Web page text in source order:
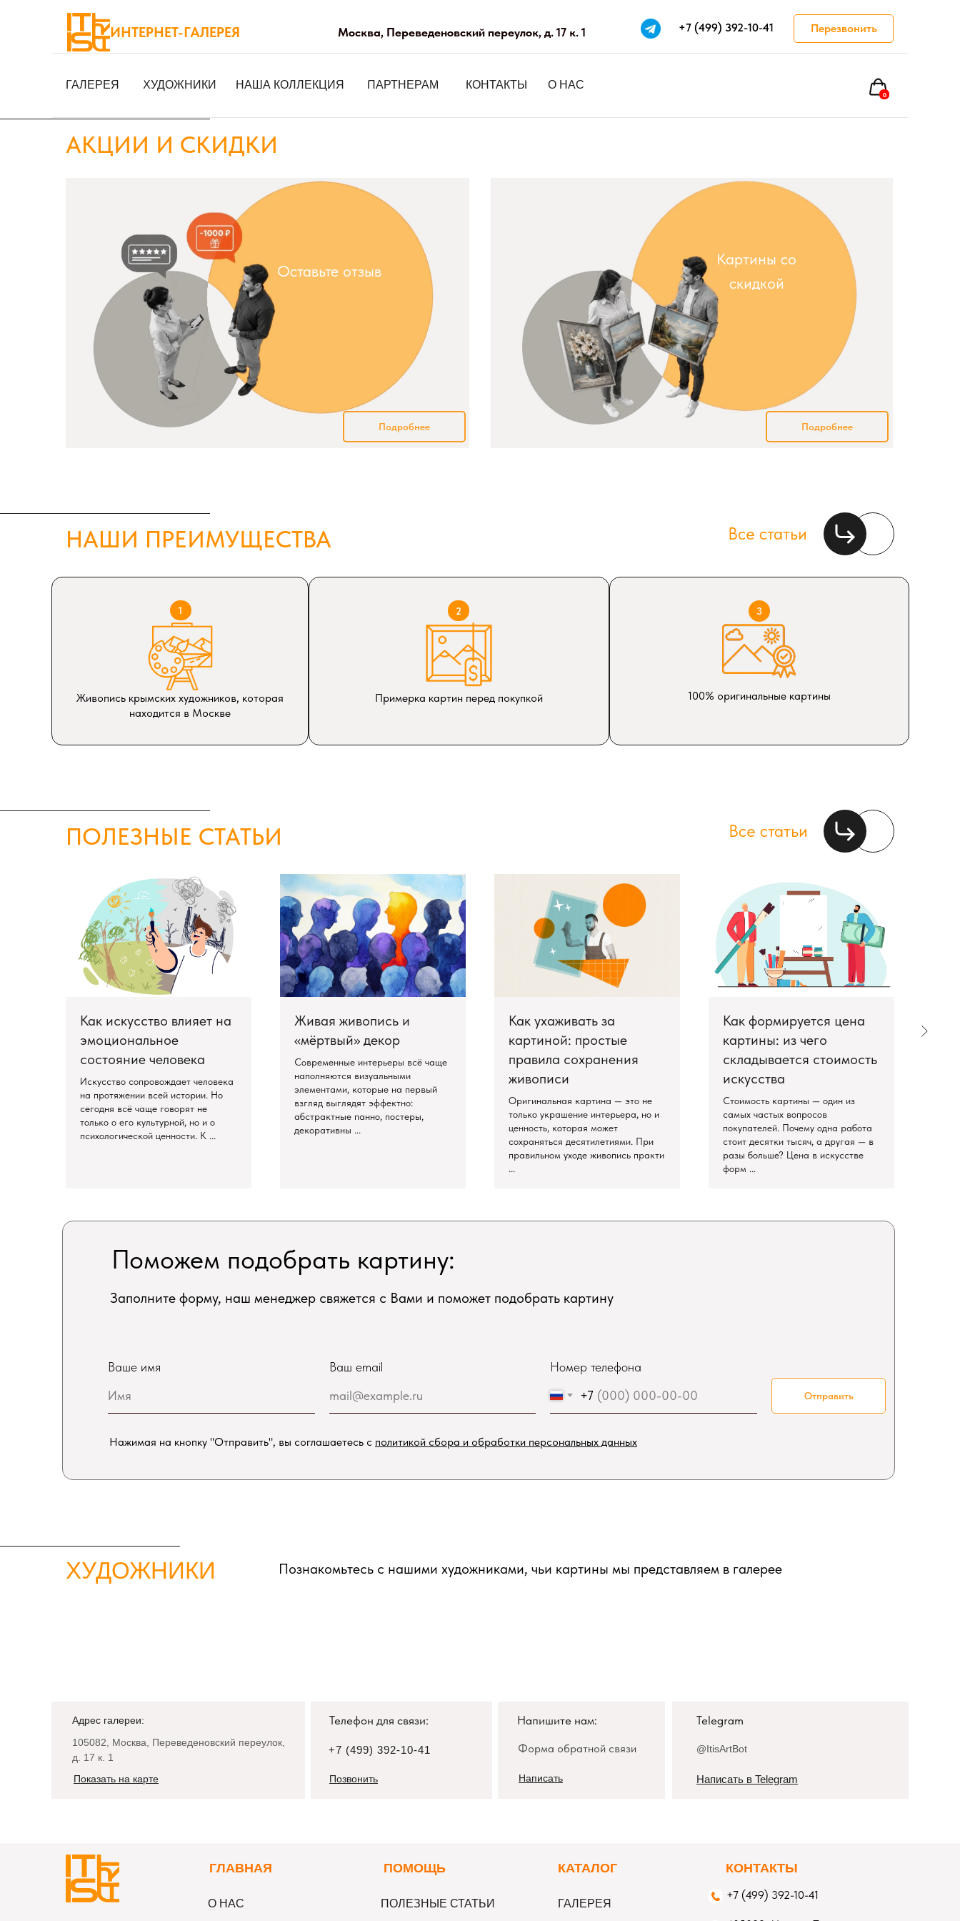
+7 (499) 392-10-41
Москва, Переведеновский переулок, д. 17 к. 1 Перезвонить
ИНТЕРНЕТ-ГАЛЕРЕЯ
ГАЛЕРЕЯ ХУДОЖНИКИ НАША КОЛЛЕКЦИЯ КОНТАКТЫ О НАС
ПАРТНЁРАМ +7 (499) 392-10-41
ГАЛЕРЕЯ ХУДОЖНИКИ НАША КОЛЛЕКЦИЯ О НАС
КОНТАКТЫ
ПАРТНЕРАМ
0
АКЦИИ И СКИДКИ
Картины со
скидкой
Оставьте отзыв
Подробнее
Подробнее
НАШИ ПРЕИМУЩЕСТВА Все статьи
1
Живопись крымских художников, которая
находится в Москве
2
Примерка картин перед покупкой
3
100% оригинальные картины
ПОЛЕЗНЫЕ СТАТЬИ Все статьи
Как искусство влияет на
эмоциональное
состояние человека
Искусство сопровождает человека
на протяжении всей истории. Но
сегодня всё чаще говорят не
только о его культурной, но и о
психологической ценности. К ...
Живая живопись и
«мёртвый» декор
Современные интерьеры всё чаще
наполняются визуальными
элементами, которые на первый
взгляд выглядят эффектно:
абстрактные панно, постеры,
декоративны ...
Как ухаживать за
картиной: простые
правила сохранения
живописи
Оригинальная картина — это не
только украшение интерьера, но и
ценность, которая может
сохраняться десятилетиями. При
правильном уходе живопись практи
...
Как формируется цена
картины: из чего
складывается стоимость
искусства
Стоимость картины — один из
самых частых вопросов
покупателей. Почему одна работа
стоит десятки тысяч, а другая — в
разы больше? Цена в искусстве
форм ...
Ваше имя Ваш email
Номер телефона
+7
Отправить
Поможем подобрать картину:
Заполните форму, наш менеджер свяжется с Вами и поможет подобрать картину
Нажимая на кнопку "Отправить", вы соглашаетесь с политикой сбора и обработки персональных данных
ХУДОЖНИКИ Познакомьтесь с нашими художниками, чьи картины мы представляем в галерее
Адрес галереи: Телефон для связи: Напишите нам: Telegram
105082, Москва, Переведеновский переулок,
д. 17 к. 1
Показать на карте
+7 (499) 392-10-41
Позвонить Написать Написать в Telegram
Форма обратной связи @ItisArtBot
О НАС ГАЛЕРЕЯ
ГЛАВНАЯ КОНТАКТЫ
КАТАЛОГ
ПОМОЩЬ
ПОЛЕЗНЫЕ СТАТЬИ
+7 (499) 392-10-41